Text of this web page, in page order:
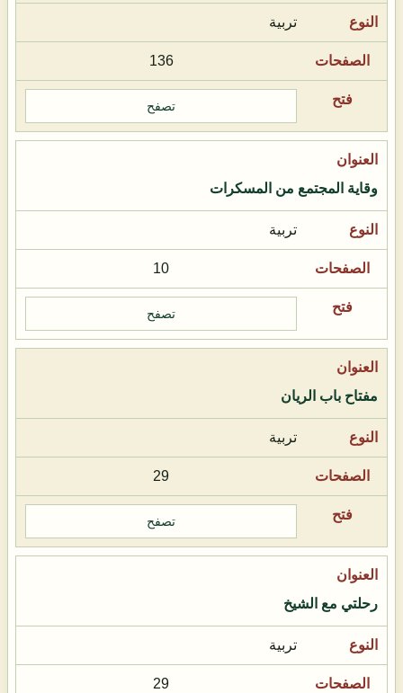
تربية
136
تصفح
وقاية المجتمع من المسكرات
تربية
10
تصفح
مفتاح باب الريان
تربية
29
تصفح
رحلتي مع الشيخ
تربية
29